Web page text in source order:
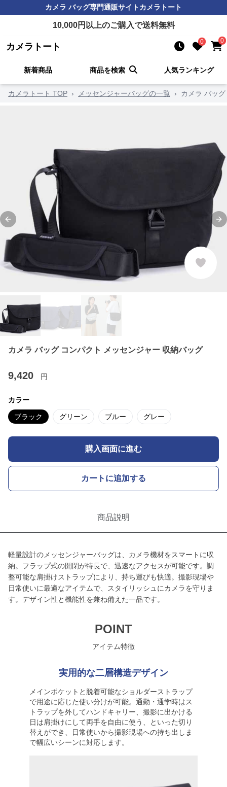
カメラ バッグ専門通販サイトカメラトート
10,000円以上のご購入で送料無料
カメラトート 0 0
新着商品 商品を検索 人気ランキング
カメラトート TOP › メッセンジャーバッグの一覧 › カメラ バッ
Previous slide
カメラ バッグ コンパクト メッセンジャー 収納バッグ
9,420 円
カラー
ブラック グリーン ブルー グレー
購入画面に進む
カートに追加する
商品説明
軽量設計のメッセンジャーバッグは、カメラ機材をスマートに収
納。フラップ式の開閉が特長で、迅速なアクセスが可能です。調
整可能な肩掛けストラップにより、持ち運びも快適。撮影現場や
日常使いに最適なアイテムで、スタイリッシュにカメラを守りま
す。デザイン性と機能性を兼ね備えた一品です。
POINT
アイテム特徴
実用的な二層構造デザイン
メインポケットと脱着可能なショルダーストラップ
で用途に応じた使い分けが可能。通勤・通学時はス
トラップを外してハンドキャリー、撮影に出かける
日は肩掛けにして両手を自由に使う、といった切り
替えができ、日常使いから撮影現場への持ち出しま
で幅広いシーンに対応します。